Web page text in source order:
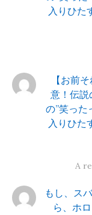
入りひた
【お前
意！伝説
の”笑った
入りひた
A
もし、ス
ら、ホ